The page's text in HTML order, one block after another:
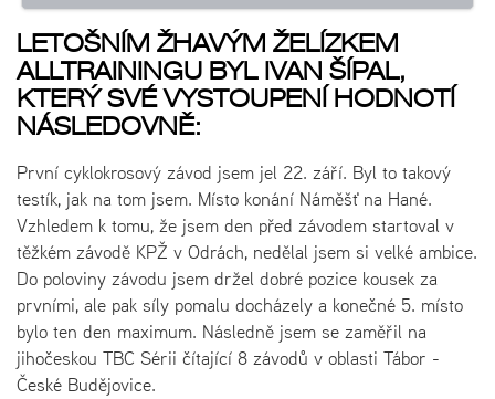
LETOŠNÍM ŽHAVÝM ŽELÍZKEM
ALLTRAININGU BYL IVAN ŠÍPAL,
KTERÝ SVÉ VYSTOUPENÍ HODNOTÍ
NÁSLEDOVNĚ:
První cyklokrosový závod jsem jel 22. září. Byl to takový
testík, jak na tom jsem. Místo konání Náměšť na Hané.
Vzhledem k tomu, že jsem den před závodem startoval v
těžkém závodě KPŽ v Odrách, nedělal jsem si velké ambice.
Do poloviny závodu jsem držel dobré pozice kousek za
prvními, ale pak síly pomalu docházely a konečné 5. místo
bylo ten den maximum. Následně jsem se zaměřil na
jihočeskou TBC Sérii čítající 8 závodů v oblasti Tábor -
České Budějovice.